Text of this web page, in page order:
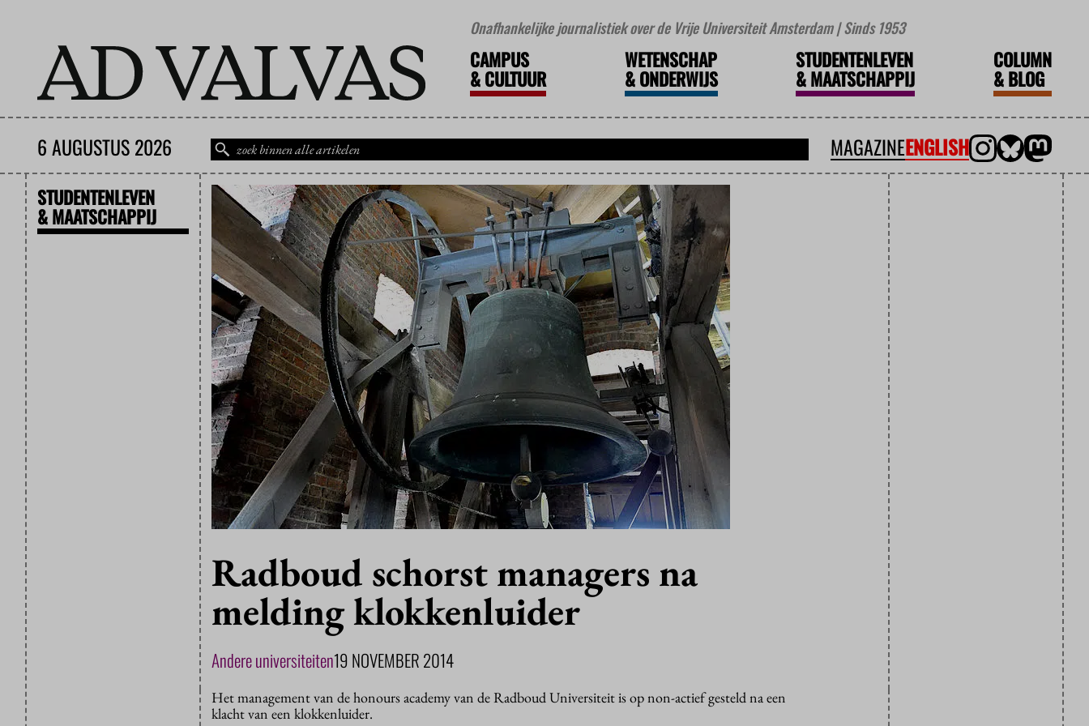
Onafhankelijke journalistiek over de Vrije Universiteit Amsterdam | Sinds 1953
CAMPUS
&CULTUUR
WETENSCHAP
&ONDERWIJS
STUDENTENLEVEN
&MAATSCHAPPIJ
COLUMN
&BLOG
6 AUGUSTUS 2026 MAGAZINEENGLISH
STUDENTENLEVEN
& MAATSCHAPPIJ
Radboud schorst managers na
melding klokkenluider
Andere universiteiten19 NOVEMBER 2014
Het management van de honours academy van de Radboud Universiteit is op non-actief gesteld na een
klacht van een klokkenluider.